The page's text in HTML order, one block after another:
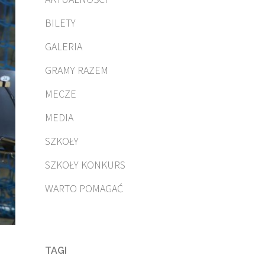
BILETY
GALERIA
GRAMY RAZEM
MECZE
MEDIA
SZKOŁY
SZKOŁY KONKURS
WARTO POMAGAĆ
TAGI